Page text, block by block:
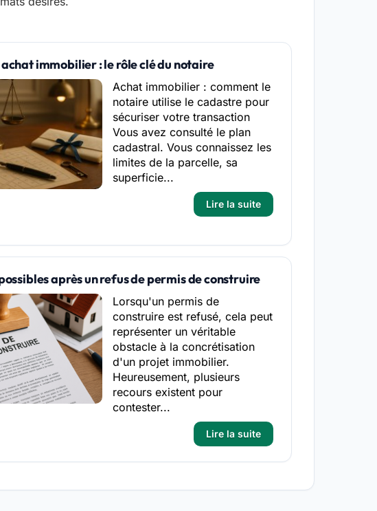
immobilier : le rôle clé du notaire
Achat immobilier : comment le
notaire utilise le cadastre pour
sécuriser votre transaction
Vous avez consulté le plan
cadastral. Vous connaissez les
limites de la parcelle, sa
superficie...
Lire la suite
après un refus de permis de construire
Lorsqu'un permis de
construire est refusé, cela peut
représenter un véritable
obstacle à la concrétisation
d'un projet immobilier.
Heureusement, plusieurs
recours existent pour
contester...
Lire la suite